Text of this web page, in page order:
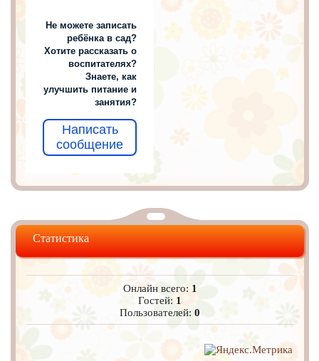
Не можете записать
ребёнка в сад?
Хотите рассказать о
воспитателях?
Знаете, как
улучшить питание и
занятия?
Написать
сообщение
Статистика
Онлайн всего: 1
Гостей: 1
Пользователей:0